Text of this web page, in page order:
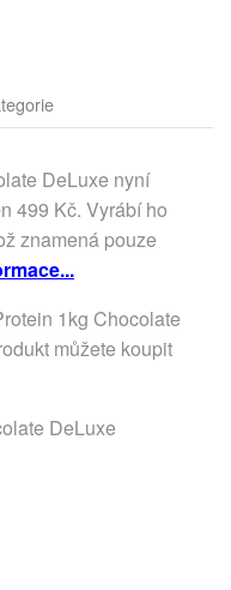
DeLuxe nyní
499 Kč. Vyrábí ho
znamená pouze
1kg Chocolate
můžete koupit
DeLuxe